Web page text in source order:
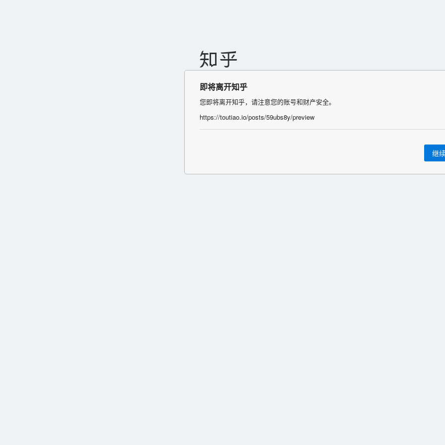
即将离开知乎
您即将离开知乎，请注意您的账号和财产安全。
https://toutiao.io/posts/59ubs8y/preview
继